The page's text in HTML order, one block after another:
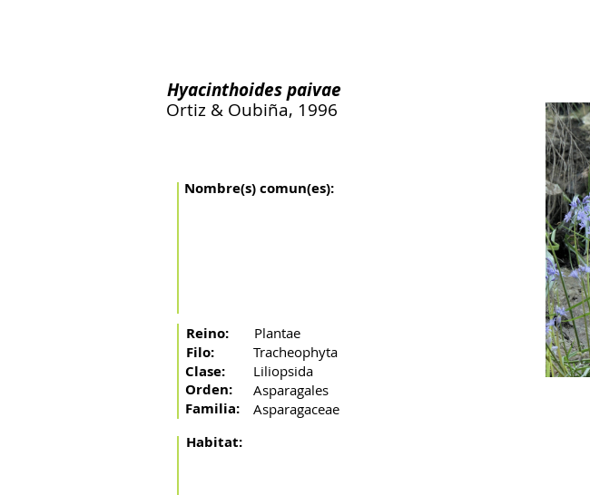
Hyacinthoides paivae
Nombre(s) comun(es):
Reino: Plantae
Filo:
Tracheophyta
Liliopsida
Clase:
Asparagales
Orden:
Asparagaceae
Familia:
Habitat:
Ortiz & Oubiña, 1996